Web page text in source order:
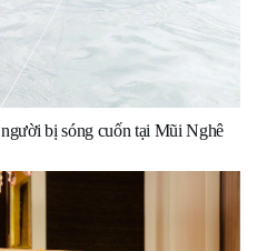
bị sóng cuốn tại Mũi Nghê